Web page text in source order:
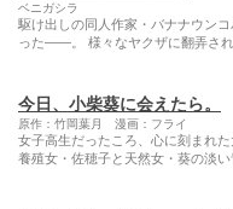
ベニガシラ
駆け出しの同人作家・バナナウン
った――。 様々なヤクザに翻弄さ
今日、小柴葵に会えたら。
原作：竹岡葉月 漫画：フライ
女子高生だったころ、心に刻まれ
養殖女・佐穂子と天然女・葵の淡